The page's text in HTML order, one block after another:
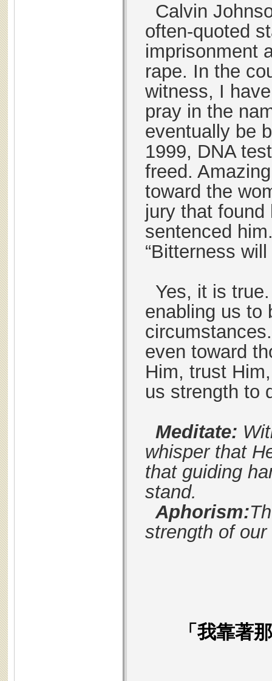
Calvin
often-quoted
imprisonment
rape. In the
witness, I
pray in the
eventually be
1999, DNA
freed.
toward the
jury that found
sentenced
“Bitterness
Yes, it is
enabling us to
even toward
Him, trust
us strength to
Meditate:
whisper that
that guiding
stand.
Aphorism:
strength of our
「我靠著